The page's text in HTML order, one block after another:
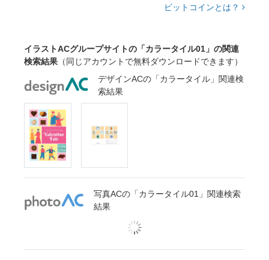
ビットコインとは？
イラストACグループサイトの「カラータイル01」の関連
検索結果 （同じアカウントで無料ダウンロードできます）
デザインACの「カラータイル」関連検
索結果
写真ACの「カラータイル01」関連検索
結果